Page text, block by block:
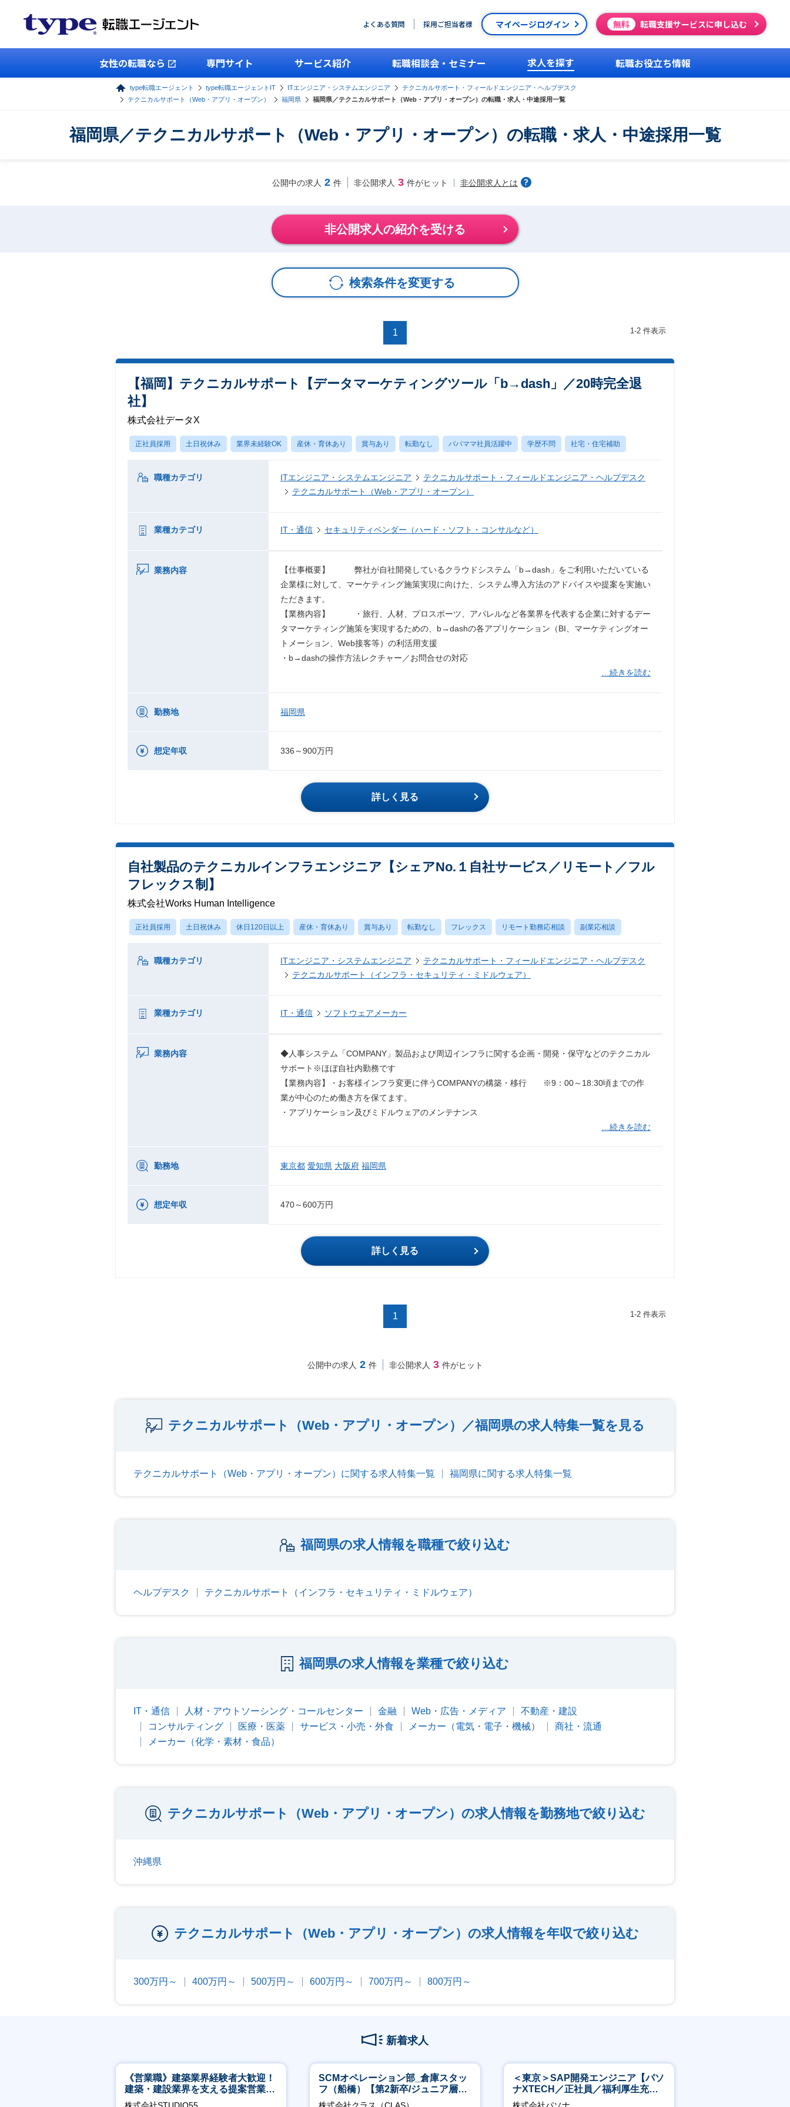
よくある質問 採用ご担当者様 マイページログイン 無料 転職支援サービスに申し込む
女性の転職なら 専門サイト サービス紹介 転職相談会・セミナー 求人を探す 転職お役立ち情報
type転職エージェント type転職エージェントIT ITエンジニア・システムエンジニア
テクニカルサポート・フィールドエンジニア・ヘルプデスク
テクニカルサポート（Web・アプリ・オープン）
福岡県 福岡県／テクニカルサポート（Web・アプリ・オープン）の転職・求人・中途採用一覧
福岡県／テクニカルサポート（Web・アプリ・オープン）の転職・求人・中途採用一覧
公開中の求人 2 件 非公開求人 3 件がヒット 非公開求人とは
非公開求人の紹介を受ける
検索条件を変更する
1 1-2 件表示
【福岡】テクニカルサポート【データマーケティングツール「b→dash」／20時完全退
社】
株式会社データX
正社員採用 土日祝休み 業界未経験OK 産休・育休あり 賞与あり 転勤なし パパママ社員活躍中 学歴不問 社宅・住宅補助
職種カテゴリ ITエンジニア・システムエンジニア
テクニカルサポート・フィールドエンジニア・ヘルプデスク
テクニカルサポート（Web・アプリ・オープン）
業種カテゴリ IT・通信 セキュリティベンダー（ハード・ソフト・コンサルなど）
業務内容
【仕事概要】 弊社が自社開発しているクラウドシステム「b→dash」をご利用いただいている
企業様に対して、マーケティング施策実現に向けた、システム導入方法のアドバイスや提案を実施い
ただきます。
【業務内容】 ・旅行、人材、プロスポーツ、アパレルなど各業界を代表する企業に対するデー
タマーケティング施策を実現するための、b→dashの各アプリケーション（BI、マーケティングオー
トメーション、Web接客等）の利活用支援
・b→dashの操作方法レクチャー／お問合せの対応
…続きを読む
勤務地 福岡県
想定年収 336～900万円
詳しく見る
自社製品のテクニカルインフラエンジニア【シェアNo.１自社サービス／リモート／フル
フレックス制】
株式会社Works Human Intelligence
正社員採用 土日祝休み 休日120日以上 産休・育休あり 賞与あり 転勤なし フレックス リモート勤務応相談 副業応相談
職種カテゴリ ITエンジニア・システムエンジニア
テクニカルサポート・フィールドエンジニア・ヘルプデスク
テクニカルサポート（インフラ・セキュリティ・ミドルウェア）
業種カテゴリ IT・通信 ソフトウェアメーカー
業務内容
◆人事システム「COMPANY」製品および周辺インフラに関する企画・開発・保守などのテクニカル
サポート※ほぼ自社内勤務です
【業務内容】・お客様インフラ変更に伴うCOMPANYの構築・移行 ※9：00～18:30頃までの作
業が中心のため働き方を保てます。
・アプリケーション及びミドルウェアのメンテナンス
…続きを読む
勤務地 東京都 愛知県 大阪府 福岡県
想定年収 470～600万円
詳しく見る
1 1-2 件表示
公開中の求人 2 件 非公開求人 3 件がヒット
テクニカルサポート（Web・アプリ・オープン）／福岡県の求人特集一覧を見る
テクニカルサポート（Web・アプリ・オープン）に関する求人特集一覧 福岡県に関する求人特集一覧
福岡県の求人情報を職種で絞り込む
ヘルプデスク テクニカルサポート（インフラ・セキュリティ・ミドルウェア）
福岡県の求人情報を業種で絞り込む
IT・通信 人材・アウトソーシング・コールセンター 金融 Web・広告・メディア
不動産・建設
コンサルティング
医療・医薬 サービス・小売・外食 メーカー（電気・電子・機械）
商社・流通
メーカー（化学・素材・食品）
テクニカルサポート（Web・アプリ・オープン）の求人情報を勤務地で絞り込む
沖縄県
テクニカルサポート（Web・アプリ・オープン）の求人情報を年収で絞り込む
300万円～ 400万円～ 500万円～ 600万円～ 700万円～ 800万円～
新着求人
《営業職》建築業界経験者大歓迎！
建築・建設業界を支える提案営業職
│年休125日◎フレックス
SCMオペレーション部_倉庫スタッ
フ（船橋）【第2新卒/ジュニア層歓
迎】
＜東京＞SAP開発エンジニア【パソ
ナXTECH／正社員／福利厚生充実
◎】